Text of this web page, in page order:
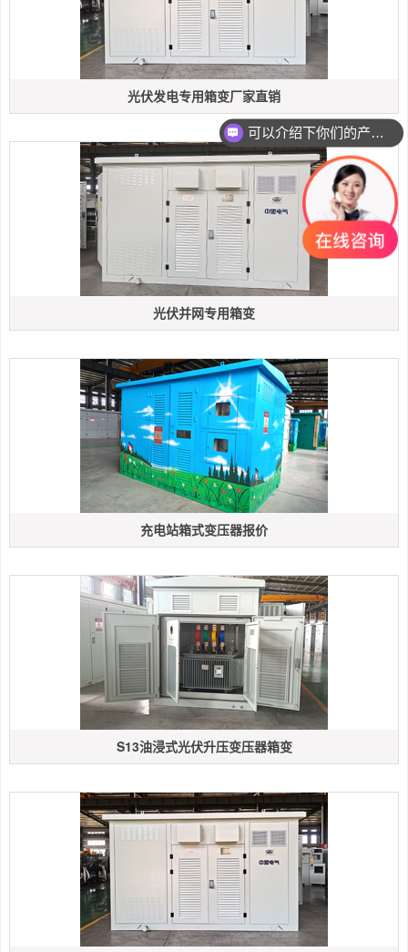
光伏发电专用箱变厂家直销
光伏并网专用箱变
充电站箱式变压器报价
S13油浸式光伏升压变压器箱变
可以介绍下你们的产品么